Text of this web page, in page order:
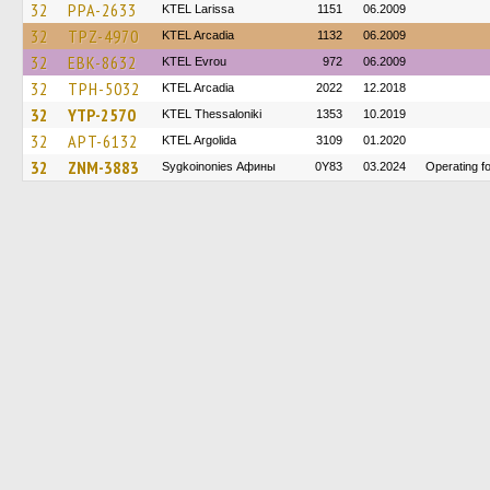
32 PPA-2633 KTEL Larissa 1151 06.2009
32 TPZ-4970 KTEL Arcadia 1132 06.2009
32 EBK-8632 KTEL Evrou 972 06.2009
32 TPH-5032 KTEL Arcadia 2022 12.2018
32 YTP-2570 KTEL Thessaloniki 1353 10.2019
32 APT-6132 KTEL Argolida 3109 01.2020
32 ZNM-3883 Sygkoinonies Афины 0Y83 03.2024 Operating